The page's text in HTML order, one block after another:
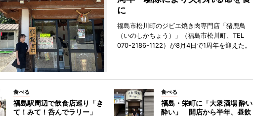
に
福島市松川町のジビエ焼き肉専門店「猪鹿鳥
（いのしかちょう）」（福島市松川町、TEL
070-2186-1122）が8月4日で1周年を迎えた。
食べる
福島駅周辺で飲食店巡り「き
て！みて！呑んでラリー」
食べる
福島・栄町に「大衆酒場 酔い
酔い」 開店から半年、昼飲